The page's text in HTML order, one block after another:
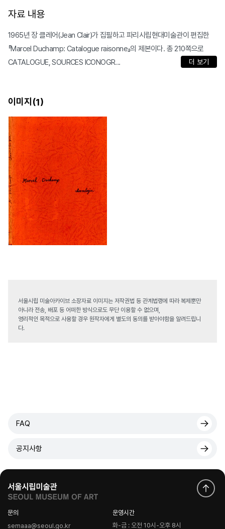
자료 내용
1965년 장 클레어(Jean Clair)가 집필하고 파리시립현대미술관이 편집한
『Marcel Duchamp: Catalogue raisonne』의 제본이다. 총 210쪽으로
CATALOGUE, SOURCES ICONOGR...
더 보기
이미지(1)
서울시립 미술아카이브 소장자료 이미지는 저작권법 등 관계법령에 따라 복제뿐만
아니라 전송, 배포 등 어떠한 방식으로도 무단 이용할 수 없으며,
영리적인 목적으로 사용할 경우 원작자에게 별도의 동의를 받아야함을 알려드립니
다.
FAQ
공지사항
문의
semaaa@seoul.go.kr
운영시간
화-금 : 오전 10시-오후 8시